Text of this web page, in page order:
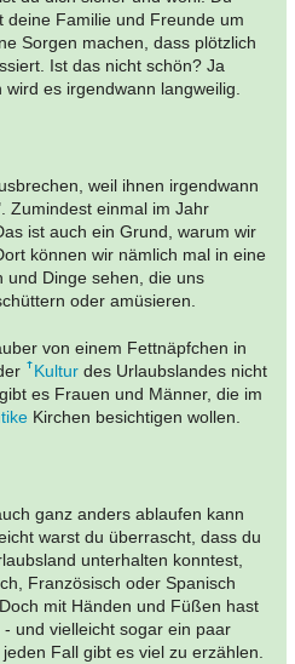
Familie und Freunde um
Sorgen machen, dass plötzlich
Ist das nicht schön? Ja
es irgendwann langweilig.
weil ihnen irgendwann
Zumindest einmal im Jahr
ist auch ein Grund, warum wir
können wir nämlich mal in eine
und Dinge sehen, die uns
oder amüsieren.
von einem Fettnäpfchen in
Kultur des Urlaubslandes nicht
es Frauen und Männer, die im
Kirchen besichtigen wollen.
ganz anders ablaufen kann
warst du überrascht, dass du
unterhalten konntest,
Französisch oder Spanisch
mit Händen und Füßen hast
und vielleicht sogar ein paar
Fall gibt es viel zu erzählen.